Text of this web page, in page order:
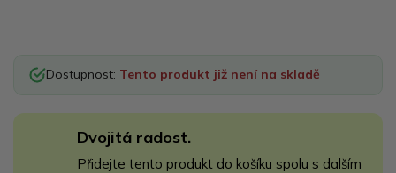
Dostupnost: Tento produkt již není na skladě
Dvojitá radost.
Přidejte tento produkt do košíku spolu s dalším